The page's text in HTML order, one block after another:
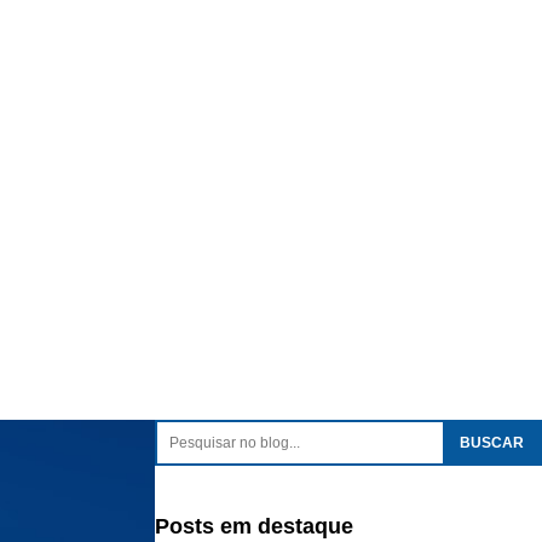
Posts em destaque